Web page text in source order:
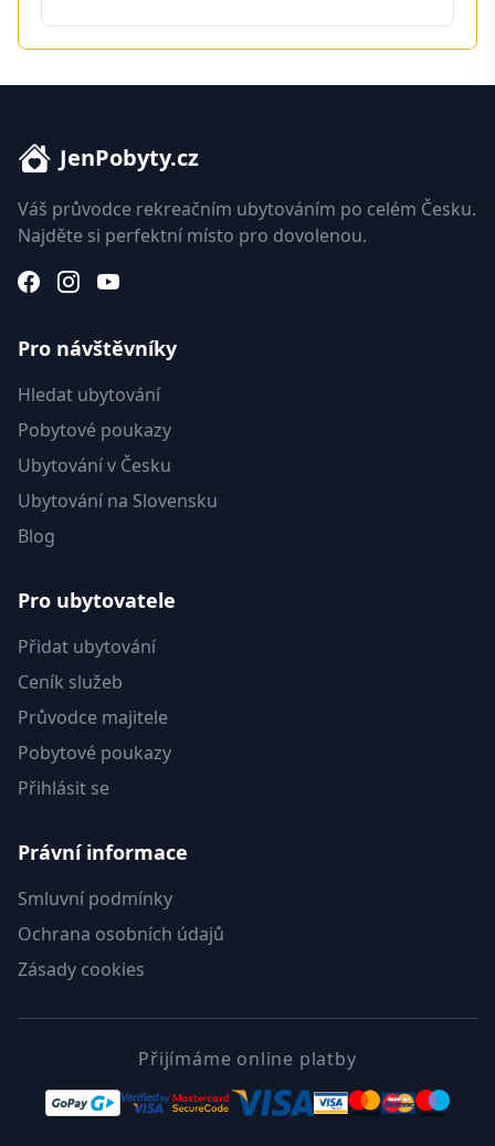
JenPobyty.cz
Váš průvodce rekreačním ubytováním po celém Česku.
Najděte si perfektní místo pro dovolenou.
Pro návštěvníky
Hledat ubytování
Pobytové poukazy
Ubytování v Česku
Ubytování na Slovensku
Blog
Pro ubytovatele
Přidat ubytování
Ceník služeb
Průvodce majitele
Pobytové poukazy
Přihlásit se
Právní informace
Smluvní podmínky
Ochrana osobních údajů
Zásady cookies
Přijímáme online platby